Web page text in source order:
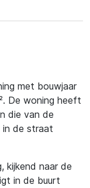
met bouwjaar
De woning heeft
die van de
in de straat
kijkend naar de
in de buurt